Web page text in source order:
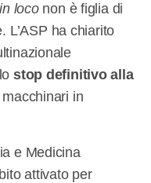
in loconon è figlia di
L’ASP ha chiarito
stop definitivo alla
in
e Medicina
attivato per